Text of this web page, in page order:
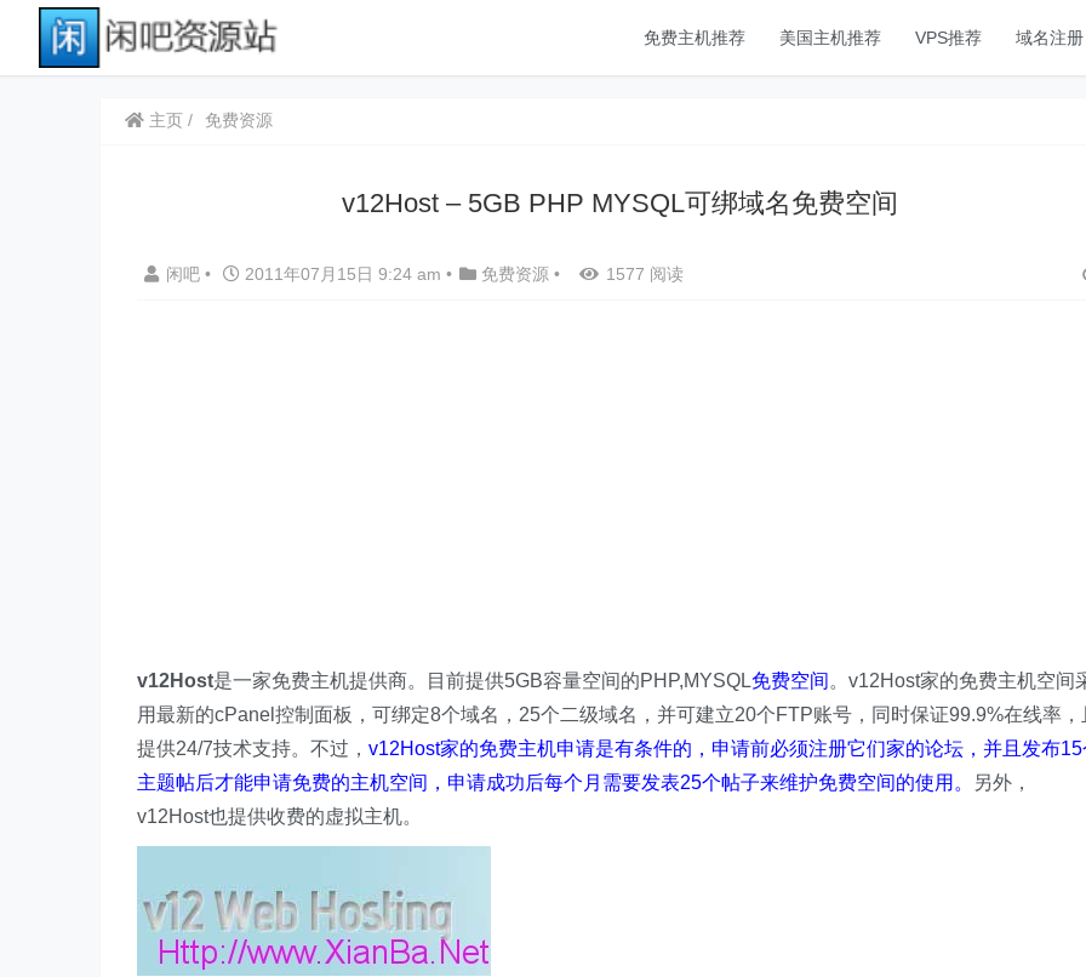
免费主机推荐 美国主机推荐 VPS推荐 域名注册
主页 免费资源
v12Host – 5GB PHP MYSQL可绑域名免费空间
闲吧 • 2011年07月15日 9:24 am • 免费资源 • 1577 阅读
v12Host是一家免费主机提供商。目前提供5GB容量空间的PHP,MYSQL免费空间 。v12Host家的免费主机空间
用最新的cPanel控制面板，可绑定8个域名，25个二级域名，并可建立20个FTP账号，同时保证99.9%在线率，
提供24/7技术支持。不过， v12Host家的免费主机申请是有条件的，申请前必须注册它们家的论坛，并且发布15
主题帖后才能申请免费的主机空间，申请成功后每个月需要发表25个帖子来维护免费空间的使用。
另外，
v12Host也提供收费的虚拟主机。